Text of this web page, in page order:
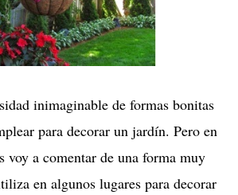
inimaginable de formas bonitas
para decorar un jardín. Pero en
voy a comentar de una forma muy
en algunos lugares para decorar